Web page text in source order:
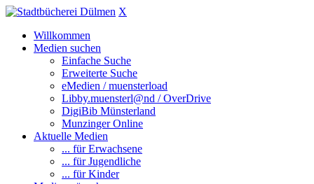
X
Willkommen
Medien suchen
Einfache Suche
Erweiterte Suche
eMedien / muensterload
Libby.muensterl@nd / OverDrive
DigiBib Münsterland
Munzinger Online
Aktuelle Medien
... für Erwachsene
... für Jugendliche
... für Kinder